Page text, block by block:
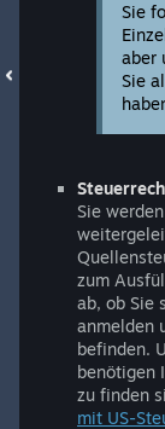
Sie
aber
Sie
Sie
zum
ab, ob Sie
anmelden
befinden.
benötigen
zu finden
mit US-